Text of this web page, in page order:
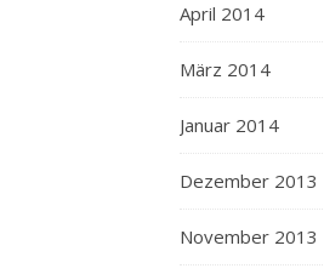
April 2014
März 2014
Januar 2014
Dezember 2013
November 2013